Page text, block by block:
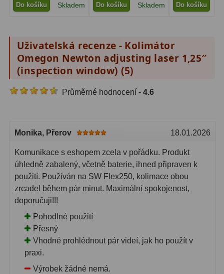
Pro pozorování přírody a
Dárkové1
Binokulární dalekohledy279
Astronomické 44
Námořní 11
Sportovní54
Kapesní14
Divadelní2
Univerzální41
Dálkoměry a Noční vidění17
Dálkoměry9
Do košíku Skladem Do košíku Skladem Do košíku
Uživatelská recenze - Kolimátor
Omegon Newton adjusting laser 1,25″
(inspection window) (5)
Průměrné hodnocení - 4.6
Monika, Přerov 18.01.2026
Komunikace s eshopem zcela v pořádku. Produkt
úhledně zabalený, včetně baterie, ihned připraven k
použití. Používán na SW Flex250, kolimace obou
zrcadel během pár minut. Maximální spokojenost,
doporučuji!!!
Pohodlné použití
Přesný
Vhodné prohlédnout pár videí, jak ho použít v
praxi.
Výrobek žádné nemá.